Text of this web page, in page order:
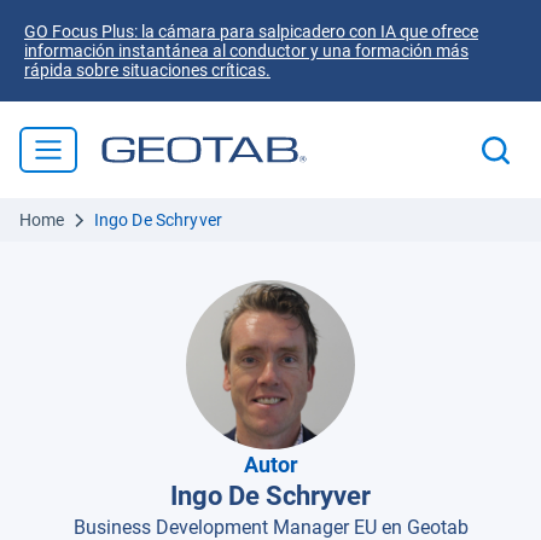
GO Focus Plus: la cámara para salpicadero con IA que ofrece
información instantánea al conductor y una formación más
rápida sobre situaciones críticas.
Home Ingo De Schryver
Autor
Ingo De Schryver
Business Development Manager EU en Geotab